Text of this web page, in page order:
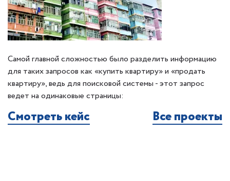
Самой главной сложностью было разделить информацию
для таких запросов как «купить квартиру» и «продать
квартиру», ведь для поисковой системы - этот запрос
ведет на одинаковые страницы:
Смотреть кейс Все проекты